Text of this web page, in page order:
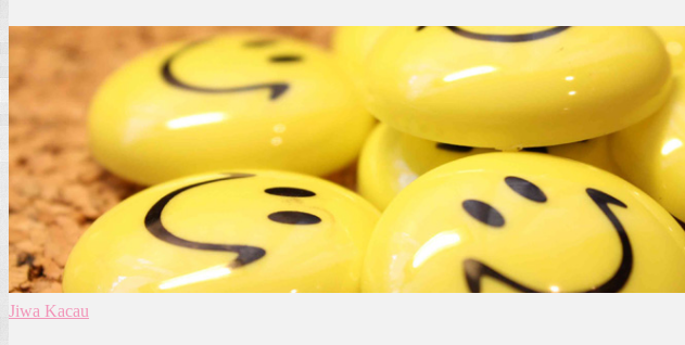
Jiwa Kacau